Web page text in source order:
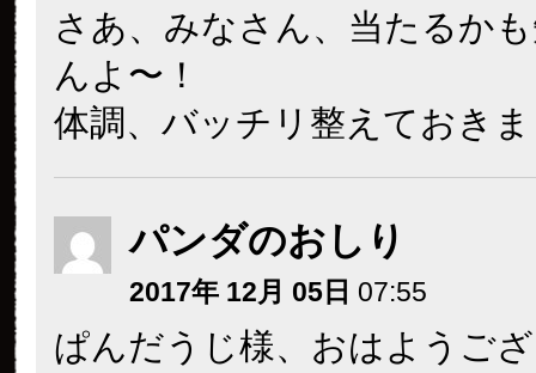
さあ、みなさん、当たるか
んよ〜！
体調、バッチリ整えておき
パンダのおしり
2017年 12月 05日 07:55
ぱんだうじ様、おはようご